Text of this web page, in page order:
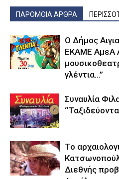
ΠΑΡΟΜΟΙΑ ΑΡΘΡΑ
Ο Δήμος
ΕΚΑΜΕ ΑμεΑ
γλέντια…”
Συναυλία
Το
Διεθνής